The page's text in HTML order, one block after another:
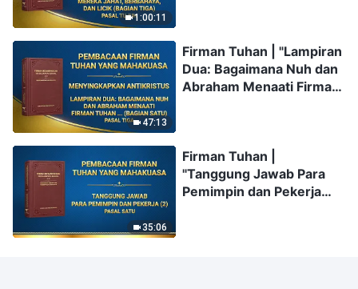
1:00:11
47:13
Firman Tuhan | "Lampiran
Dua: Bagaimana Nuh dan
Abraham Menaati Firman
35:06
Firman Tuhan |
"Tanggung Jawab Para
Pemimpin dan Pekerja